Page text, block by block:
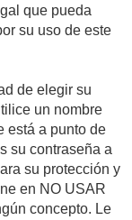
que pueda
su uso de este
de elegir su
un nombre
está a punto de
su contraseña a
su protección y
en NO USAR
concepto. Le